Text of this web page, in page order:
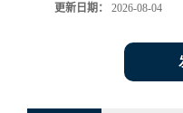
更新日期： 2026-08-04